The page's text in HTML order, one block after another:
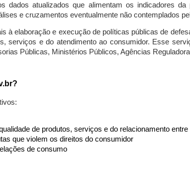
dados atualizados que alimentam os indicadores
e cruzamentos eventualmente não contemplados
à elaboração e execução de políticas públicas de
serviços e do atendimento ao consumidor. Esse
Públicas, Ministérios Públicos, Agências
de produtos, serviços e do relacionamento
que violem os direitos do consumidor
de consumo